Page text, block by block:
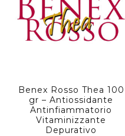
Benex Rosso Thea 100
gr – Antiossidante
Antinfiammatorio
Vitaminizzante
Depurativo